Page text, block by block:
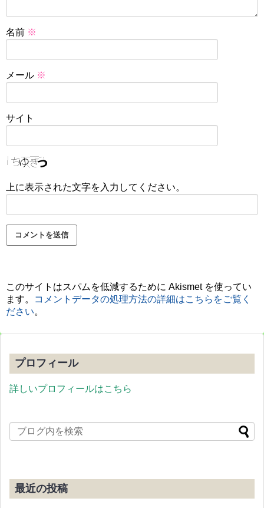
名前 ※
メール ※
サイト
上に表示された文字を入力してください。
このサイトはスパムを低減するために Akismet を使ってい
ます。
コメントデータの処理方法の詳細はこちらをご覧く
ださい。
プロフィール
詳しいプロフィールはこちら
最近の投稿